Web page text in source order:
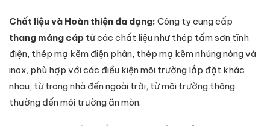
Chất liệu và Hoàn thiện đa dạng: Công ty cung cấp
thang máng cáp từ các chất liệu như thép tấm sơn tĩnh
điện, thép mạ kẽm điện phân, thép mạ kẽm nhúng nóng và
inox, phù hợp với các điều kiện môi trường lắp đặt khác
nhau, từ trong nhà đến ngoài trời, từ môi trường thông
thường đến môi trường ăn mòn.